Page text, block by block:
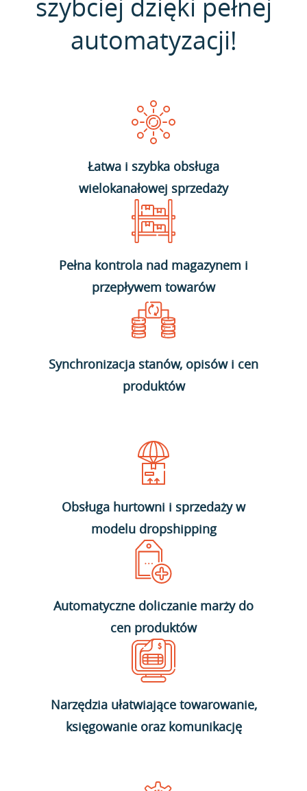
szybciej dzięki pełnej
automatyzacji!
Łatwa i szybka obsługa
wielokanałowej sprzedaży
Pełna kontrola nad magazynem i
przepływem towarów
Synchronizacja stanów, opisów i cen
produktów
Obsługa hurtowni i sprzedaży w
modelu dropshipping
Automatyczne doliczanie marży do
cen produktów
Narzędzia ułatwiające towarowanie,
księgowanie oraz komunikację